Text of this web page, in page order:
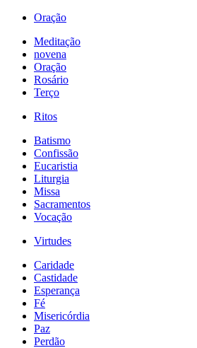
Oração
Meditação
novena
Oração
Rosário
Terço
Ritos
Batismo
Confissão
Eucaristia
Liturgia
Missa
Sacramentos
Vocação
Virtudes
Caridade
Castidade
Esperança
Fé
Misericórdia
Paz
Perdão